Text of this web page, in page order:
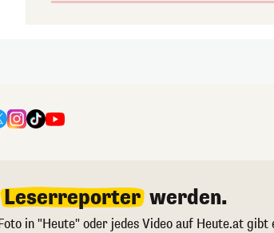
Leserreporter werden.
in "Heute" oder jedes Video auf Heute.at gibt